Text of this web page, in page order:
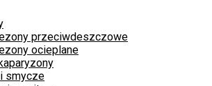
przeciwdeszczowe
ocieplane
smycze